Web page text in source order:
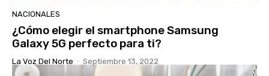
NACIONALES
¿Cómo elegir el smartphone Samsung
Galaxy 5G perfecto para ti?
La Voz Del Norte - Septiembre 13, 2022